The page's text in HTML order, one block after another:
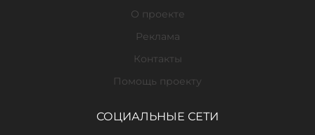
О проекте
Реклама
Контакты
Помощь проекту
СОЦИАЛЬНЫЕ СЕТИ